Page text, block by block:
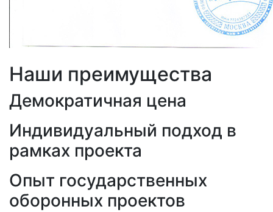
Наши преимущества
Демократичная цена
Индивидуальный подход в
рамках проекта
Опыт государственных
оборонных проектов